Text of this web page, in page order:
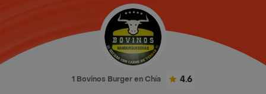
1 Bovinos Burger en Chía 4.6